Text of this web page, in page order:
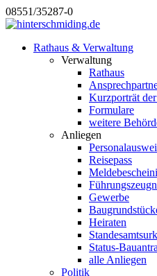
08551/35287-0
Rathaus & Verwaltung
Verwaltung
Rathaus
Kurzporträt
Formulare
weitere
Anliegen
Reisepass
Gewerbe
Heiraten
Status-
alle Anliegen
Politik